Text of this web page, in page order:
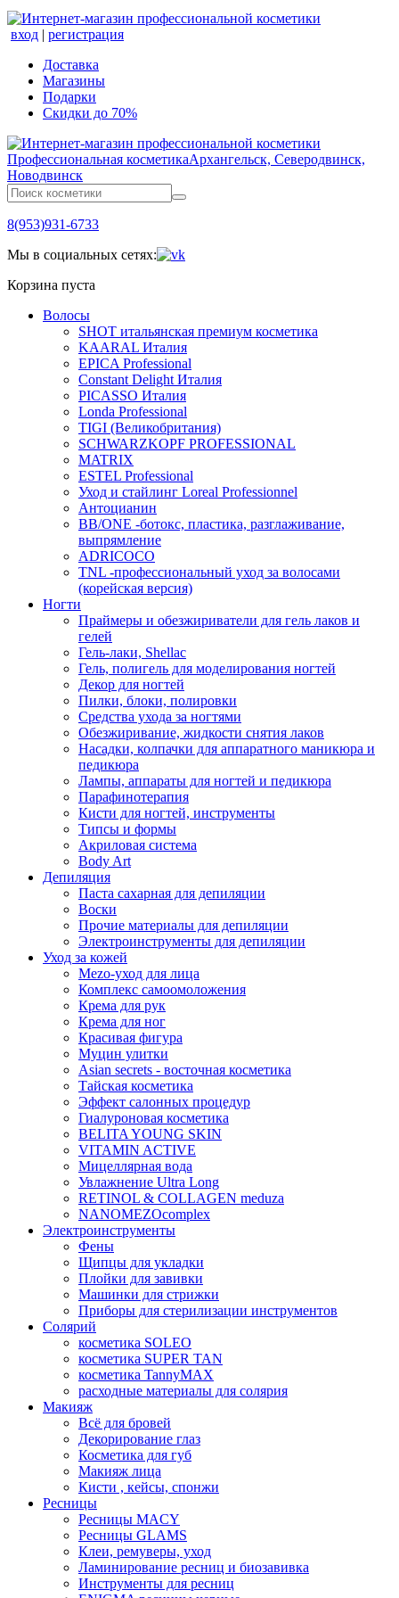
вход | регистрация
Доставка
Магазины
Подарки
Скидки до 70%
Профессиональная косметикаАрхангельск, Северодвинск,
Новодвинск
8(953)931-6733
Мы в социальных сетях:
Корзина пуста
Волосы
SHOT итальянская премиум косметика
KAARAL Италия
EPICA Professional
Constant Delight Италия
PICASSO Италия
Londa Professional
TIGI (Великобритания)
SCHWARZKOPF PROFESSIONAL
MATRIX
ESTEL Professional
Уход и стайлинг Loreal Professionnel
Антоцианин
BB/ONE -ботокс, пластика, разглаживание,
выпрямление
ADRICOCO
TNL -профессиональный уход за волосами
(корейская версия)
Ногти
Праймеры и обезжириватели для гель лаков и
гелей
Гель-лаки, Shellac
Гель, полигель для моделирования ногтей
Декор для ногтей
Пилки, блоки, полировки
Средства ухода за ногтями
Обезжиривание, жидкости снятия лаков
Насадки, колпачки для аппаратного маникюра и
педикюра
Лампы, аппараты для ногтей и педикюра
Парафинотерапия
Кисти для ногтей, инструменты
Типсы и формы
Акриловая система
Body Art
Депиляция
Паста сахарная для депиляции
Воски
Прочие материалы для депиляции
Электроинструменты для депиляции
Уход за кожей
Mezo-уход для лица
Комплекс самоомоложения
Крема для рук
Крема для ног
Красивая фигура
Муцин улитки
Asian seсrets - восточная косметика
Тайская косметика
Эффект салонных процедур
Гиалуроновая косметика
BELITA YOUNG SKIN
VITAMIN ACTIVE
Мицеллярная вода
Увлажнение Ultra Long
RETINOL & COLLAGEN meduza
NANOMEZOcomplex
Электроинструменты
Фены
Щипцы для укладки
Плойки для завивки
Машинки для стрижки
Приборы для стерилизации инструментов
Солярий
косметика SOLEO
косметика SUPER TAN
косметика TannyMAX
расходные материалы для солярия
Макияж
Всё для бровей
Декорирование глаз
Косметика для губ
Макияж лица
Кисти , кейсы, спонжи
Ресницы
Ресницы MACY
Ресницы GLAMS
Клеи, ремуверы, уход
Ламинирование ресниц и биозавивка
Инструменты для ресниц